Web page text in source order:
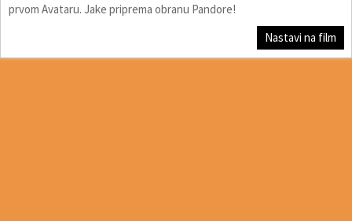
prvom Avataru. Jake priprema obranu Pandore!
Nastavi na film